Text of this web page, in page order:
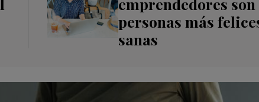
emprendedores son
personas más
sanas